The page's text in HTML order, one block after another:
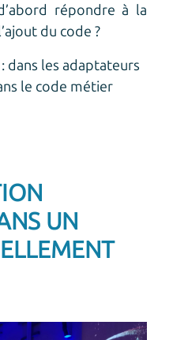
répondre à la
du code ?
dans les adaptateurs
le code métier
UN